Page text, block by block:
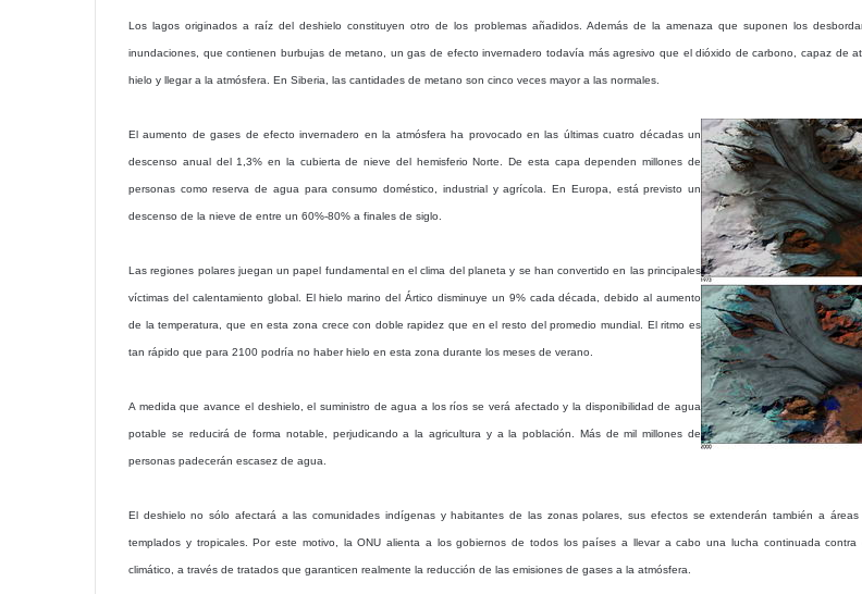
Los lagos originados a raíz del deshielo constituyen otro de los problemas añadidos. Además de la amenaza que suponen los
inundaciones, que contienen burbujas de metano, un gas de efecto invernadero todavía más agresivo que el dióxido de carbono, capaz de
hielo y llegar a la atmósfera. En Siberia, las cantidades de metano son cinco veces mayor a las normales.
El aumento de gases de efecto invernadero en la atmósfera ha provocado en las últimas cuatro décadas un
descenso anual del 1,3% en la cubierta de nieve del hemisferio Norte. De esta capa dependen millones de
personas como reserva de agua para consumo doméstico, industrial y agrícola. En Europa, está previsto un
descenso de la nieve de entre un 60%-80% a finales de siglo.
Las regiones polares juegan un papel fundamental en el clima del planeta y se han convertido en las principales
víctimas del calentamiento global. El hielo marino del Ártico disminuye un 9% cada década, debido al aumento
de la temperatura, que en esta zona crece con doble rapidez que en el resto del promedio mundial. El ritmo es
tan rápido que para 2100 podría no haber hielo en esta zona durante los meses de verano.
A medida que avance el deshielo, el suministro de agua a los ríos se verá afectado y la disponibilidad de agua
potable se reducirá de forma notable, perjudicando a la agricultura y a la población. Más de mil millones de
personas padecerán escasez de agua.
El deshielo no sólo afectará a las comunidades indígenas y habitantes de las zonas polares, sus efectos se extenderán también a áreas
templados y tropicales. Por este motivo, la ONU alienta a los gobiernos de todos los países a llevar a cabo una lucha continuada contra
climático, a través de tratados que garanticen realmente la reducción de las emisiones de gases a la atmósfera.